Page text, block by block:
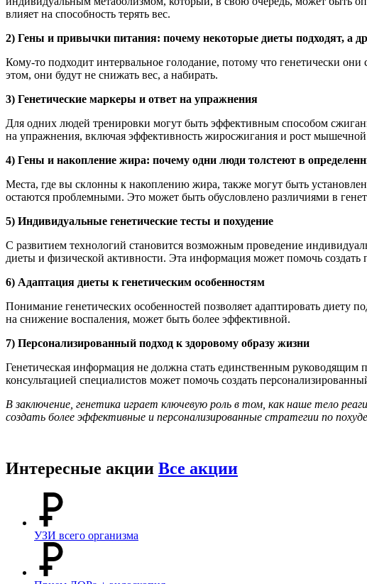
влияет на способность терять вес.
2) Гены и привычки питания: почему некоторые диеты подходят, а
Кому-то подходит интервальное голодание, потому что генетически
этом, они будут не снижать вес, а набирать.
3) Генетические маркеры и ответ на упражнения
Для одних людей тренировки могут быть эффективным способом
на упражнения, включая эффективность жиросжигания и рост
4) Гены и накопление жира: почему одни люди толстеют в
Места, где вы склонны к накоплению жира, также могут быть
остаются проблемными. Это может быть обусловлено различиями в
5) Индивидуальные генетические тесты и похудение
С развитием технологий становится возможным проведение
диеты и физической активности. Эта информация может помочь
6) Адаптация диеты к генетическим особенностям
Понимание генетических особенностей позволяет адаптировать диету
на снижение воспаления, может быть более эффективной.
7) Персонализированный подход к здоровому образу жизни
Генетическая информация не должна стать единственным
консультацией специалистов может помочь создать
В заключение, генетика играет ключевую роль в том, как наше тело
создать более эффективные и персонализированные стратегии по
Интересные акции Все акции
УЗИ всего организма